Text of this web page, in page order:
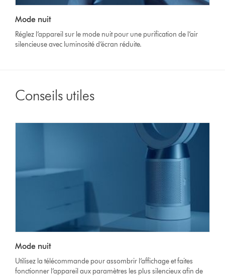
Transcript
la
transcription
de
la
vidéo
Mode nuit
Réglez l’appareil sur le mode nuit pour une purification de l’air
silencieuse avec luminosité d’écran réduite.
Conseils utiles
Mode nuit
Utilisez la télécommande pour assombrir l’affichage et faites
fonctionner l’appareil aux paramètres les plus silencieux afin de